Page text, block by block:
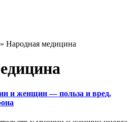
» Народная медицина
и женщин — польза и вред,